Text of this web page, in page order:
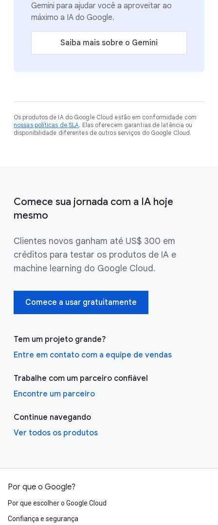
Gemini para ajudar você a aproveitar ao
máximo a IA do Google.
Saiba mais sobre o Gemini
Os produtos de IA do Google Cloud estão em conformidade com
nossas políticas de SLA. Elas oferecem garantias de latência ou
disponibilidade diferentes de outros serviços do Google Cloud.
Comece sua jornada com a IA hoje
mesmo
Clientes novos ganham até US$ 300 em
créditos para testar os produtos de IA e
machine learning do Google Cloud.
Comece a usar gratuitamente
Tem um projeto grande?
Entre em contato com a equipe de vendas
Trabalhe com um parceiro confiável
Encontre um parceiro
Continue navegando
Ver todos os produtos
Por que o Google?
Por que escolher o Google Cloud
Confiança e segurança